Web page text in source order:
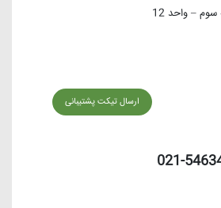
– واحد 12
ارسال تیکت پشتیبانی
54634-